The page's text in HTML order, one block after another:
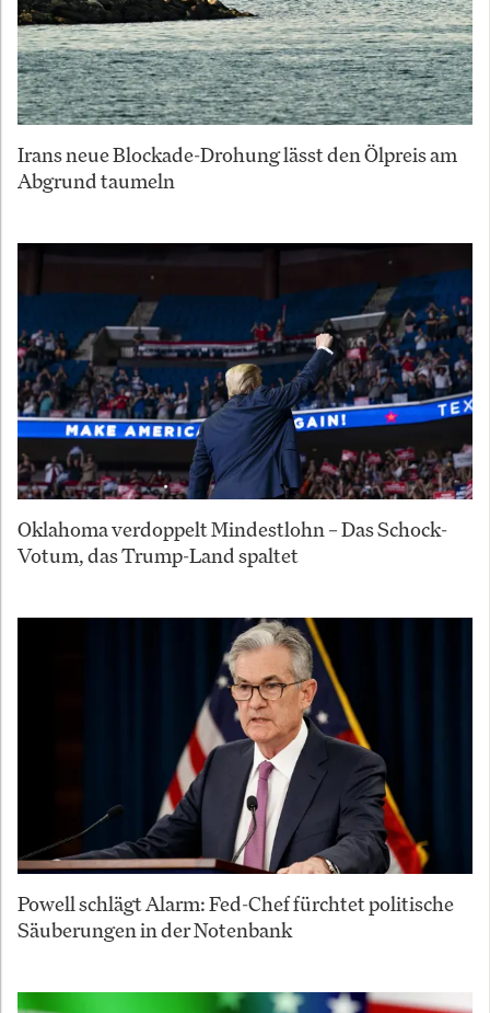
Irans neue Blockade-Drohung lässt den Ölpreis am
Abgrund taumeln
Oklahoma verdoppelt Mindestlohn – Das Schock-
Votum, das Trump-Land spaltet
Powell schlägt Alarm: Fed-Chef fürchtet politische
Säuberungen in der Notenbank